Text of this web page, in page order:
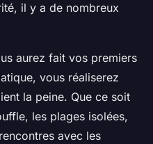
il y a de nombreux
aurez fait vos premiers
vous réaliserez
la peine. Que ce soit
les plages isolées,
avec les